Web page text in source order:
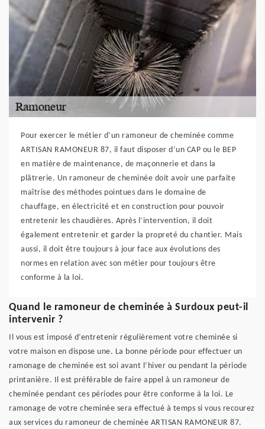
Pour exercer le métier d’un ramoneur de cheminée comme
ARTISAN RAMONEUR 87, il faut disposer d’un CAP ou le BEP
en matière de maintenance, de maçonnerie et dans la
plâtrerie. Un ramoneur de cheminée doit avoir une parfaite
maîtrise des méthodes pointues dans le domaine de
chauffage, en électricité et en construction pour pouvoir
entretenir les chaudières. Après l’intervention, il doit
également entretenir et garder la propreté du chantier. Mais
aussi, il doit être toujours à jour face aux évolutions des
normes en relation avec son métier pour toujours être
conforme à la loi.
Quand le ramoneur de cheminée à Surdoux peut-il
intervenir ?
Il vous est imposé d’entretenir régulièrement votre cheminée si
votre maison en dispose une. La bonne période pour effectuer un
ramonage de cheminée est soi avant l’hiver ou pendant la période
printanière. Il est préférable de faire appel à un ramoneur de
cheminée pendant ces périodes pour être conforme à la loi. Le
ramonage de votre cheminée sera effectué à temps si vous recourez
aux services du ramoneur de cheminée ARTISAN RAMONEUR 87.